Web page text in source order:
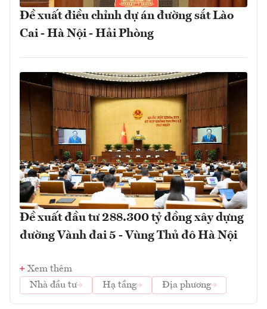
Đề xuất điều chỉnh dự án đường sắt Lào
Cai - Hà Nội - Hải Phòng
Đề xuất đầu tư 288.300 tỷ đồng xây dựng
đường Vành đai 5 - Vùng Thủ đô Hà Nội
Xem thêm
Nhà đầu tư
Hạ tầng Địa phương